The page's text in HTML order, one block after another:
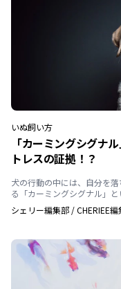
いぬ飼い方
「カーミングシグナ
トレスの証拠！？
犬の行動の中には、自分を
る「カーミングシグナル」と
シェリー編集部 /CHERIEE